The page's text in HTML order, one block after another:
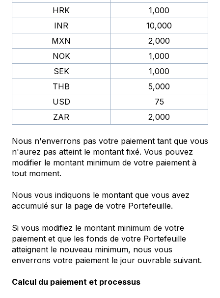
HRK
1,000
INR
10,000
MXN
2,000
NOK
1,000
SEK
1,000
THB
5,000
USD
75
ZAR
2,000
Nous n'enverrons pas votre paiement tant que vous
n'aurez pas atteint le montant fixé. Vous pouvez
modifier le montant minimum de votre paiement à
tout moment.
Nous vous indiquons le montant que vous avez
accumulé sur la page de votre Portefeuille.
Si vous modifiez le montant minimum de votre
paiement et que les fonds de votre Portefeuille
atteignent le nouveau minimum, nous vous
enverrons votre paiement le jour ouvrable suivant.
Calcul du paiement et processus